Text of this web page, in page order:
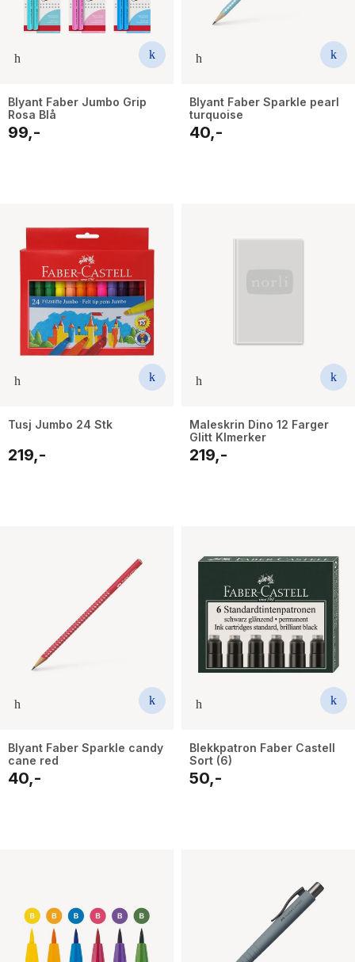
Blyant Faber Jumbo Grip
Rosa Blå
99,-
Blyant Faber Sparkle pearl
turquoise
40,-
Tusj Jumbo 24 Stk
219,-
Maleskrin Dino 12 Farger
Glitt Klmerker
219,-
Blyant Faber Sparkle candy
cane red
40,-
Blekkpatron Faber Castell
Sort (6)
50,-